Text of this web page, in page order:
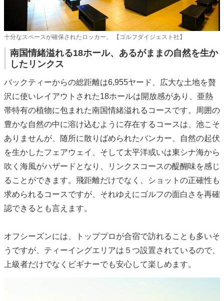
十分なスペースが確保されたロッカー。 【ゴルフダイジェスト社】
南国情緒溢れる18ホール、あるがままの自然を生か
したリンクス
バックティーからの総距離は6,955ヤード、広大な土地を贅
沢に使いレイアウトされた18ホールは開放感があり、亜熱
帯特有の植物に包まれた南国情緒溢れるコースです。周囲の
豊かな自然の中に溶け込むように存在するコースは、池こそ
ありませんが、随所に散りばめられたバンカー、自然の起伏
を生かしたフェアウェイ、そして太平洋或いは東シナ海から
吹く海風がハザードとなり、リンクスコースの醍醐味を感じ
ることができます。飛距離だけでなく、ショットの正確性も
求められるコースですが、それゆえにゴルフの面白さを再確
認できるとも言えます。
オフシーズンには、トッププロが合宿で訪れることも多いそ
うですが、ティーイングエリアは５つ設置されているので、
上級者だけでなくビギナーでも安心して楽しめます。